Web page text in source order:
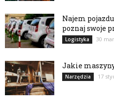
Najem
poznaj swoje
Logistyka 30
Jakie
Narzędzia 17